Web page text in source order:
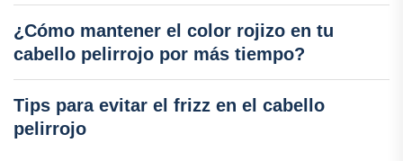
¿Cómo mantener el color rojizo en tu
cabello pelirrojo por más tiempo?
Tips para evitar el frizz en el cabello
pelirrojo